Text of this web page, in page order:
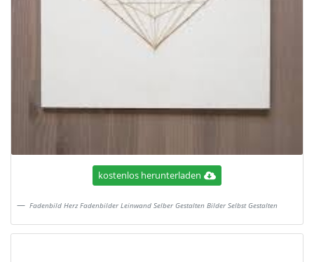
kostenlos herunterladen
Fadenbild Herz Fadenbilder Leinwand Selber Gestalten Bilder Selbst Gestalten